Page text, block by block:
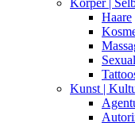
Körper |
Haare
Kunst |